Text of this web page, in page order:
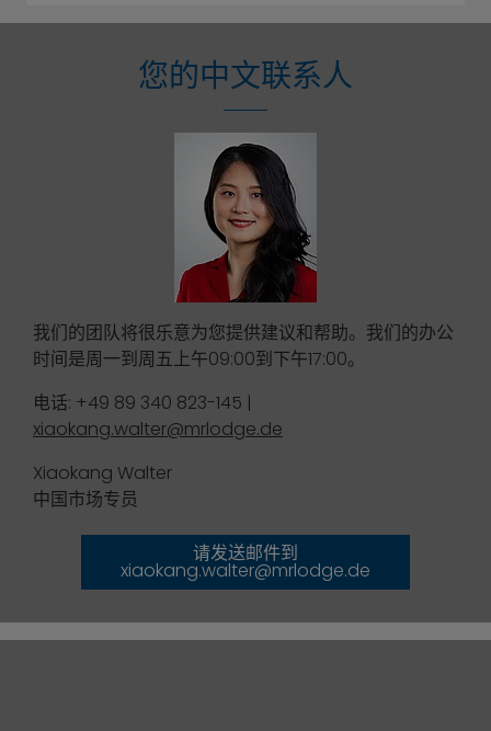
您的中文联系人
我们的团队将很乐意为您提供建议和帮助。我们的办公
时间是周一到周五上午09:00到下午17:00。
电话: +49 89 340 823-145 |
xiaokang.walter@mrlodge.de
Xiaokang Walter
中国市场专员
请发送邮件到
xiaokang.walter@mrlodge.de